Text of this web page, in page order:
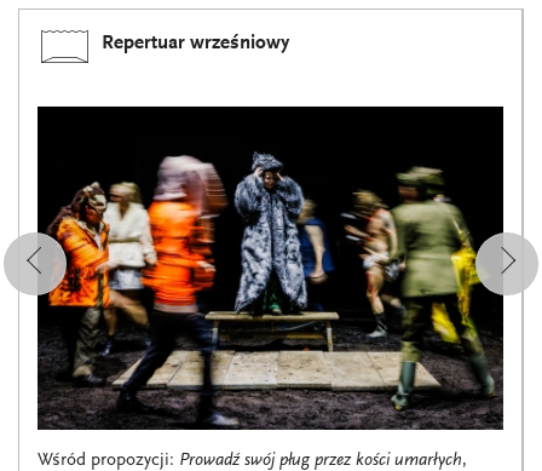
Repertuar wrześniowy
Wśród propozycji: Prowadź swój pług przez kości umarłych,